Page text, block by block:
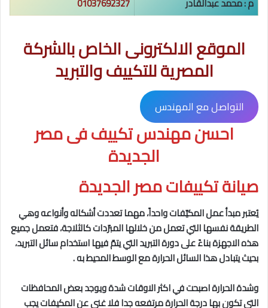
الموقع الالكترونى الخاص بالشركة
المصرية للتكييف والتبريد
التواصل مع المهندس
احسن مهندس تكييف فى مصر
الجديدة
صيانة تكييفاتمصر الجديدة
يُعتبر مبدأ عمل المكيّفات واحداً، مهما تعددت أشكاله وأنواعه وهي
الطريقة نفسها التي تعمل من خلالها المبرّدات كالثلاجة، فتعمل جميع
هذه الاجهزة بناءً على دورة التبريد التي يتمّ فيها استخدام سائل التبريد،
بحيث يتبادل هذا السائل الحرارة مع الوسط المحيط به .
وشدة الحرارة اصبحت في اكثر الاوقات شدة ويوجد بعض المحافظات
التي تكون بها درجة الحرارة مرتفعه جدا فلا غني عن المكيفات يجب